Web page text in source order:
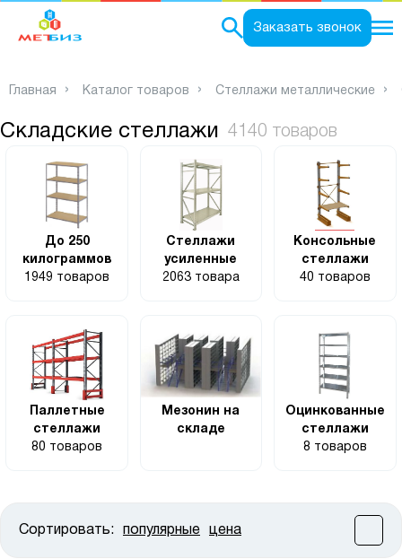
Заказать звонок
Главная Каталог товаров Стеллажи металлические
Складские стеллажи 4140 товаров
До 250
килограммов
1949 товаров
Стеллажи
усиленные
2063 товара
Консольные
стеллажи
40 товаров
Паллетные
стеллажи
80 товаров
Мезонин на
складе
Оцинкованные
стеллажи
8 товаров
Сортировать: популярные цена